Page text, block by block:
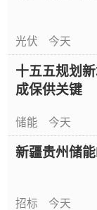
光伏 今天
十五五规划
成保供关键
储能 今天
新疆贵州储
招标 今天